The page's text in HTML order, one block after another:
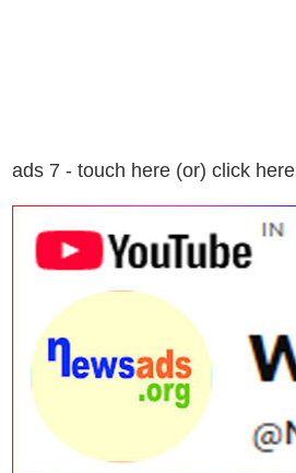
ads 7 - touch here (or) click here